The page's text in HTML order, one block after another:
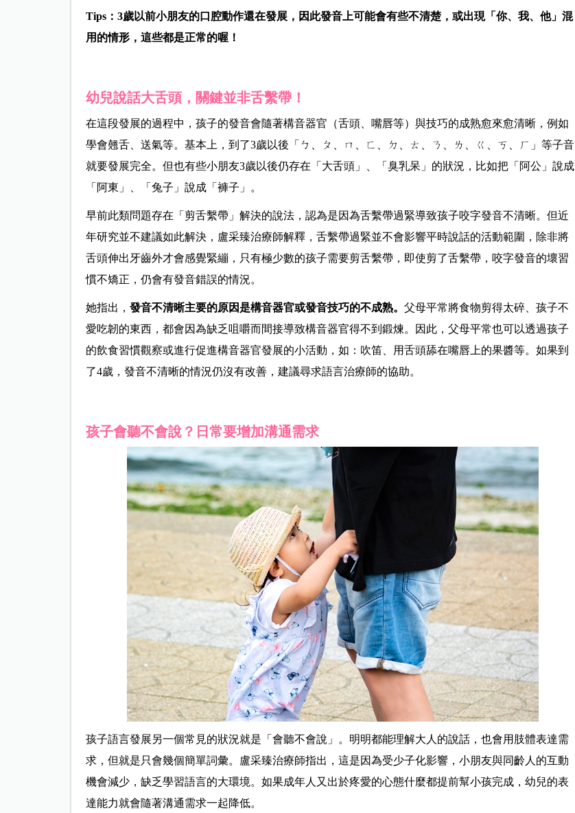
Tips：3歲以前小朋友的口腔動作還在發展，因此發音上可能會有些不清楚，或出現「你、我、他」混
用的情形，這些都是正常的喔！
幼兒說話大舌頭，關鍵並非舌繫帶！
在這段發展的過程中，孩子的發音會隨著構音器官（舌頭、嘴唇等）與技巧的成熟愈來愈清晰，例如
學會翹舌、送氣等。基本上，到了3歲以後「ㄅ、ㄆ、ㄇ、ㄈ、ㄉ、ㄊ、ㄋ、ㄌ、ㄍ、ㄎ、ㄏ」等子音
就要發展完全。但也有些小朋友3歲以後仍存在「大舌頭」、「臭乳呆」的狀況，比如把「阿公」說成
「阿東」、「兔子」說成「褲子」。
早前此類問題存在「剪舌繫帶」解決的說法，認為是因為舌繫帶過緊導致孩子咬字發音不清晰。但近
年研究並不建議如此解決，盧采臻治療師解釋，舌繫帶過緊並不會影響平時說話的活動範圍，除非將
舌頭伸出牙齒外才會感覺緊繃，只有極少數的孩子需要剪舌繫帶，即使剪了舌繫帶，咬字發音的壞習
慣不矯正，仍會有發音錯誤的情況。
她指出， 發音不清晰主要的原因是構音器官或發音技巧的不成熟。 父母平常將食物剪得太碎、孩子不
愛吃韌的東西，都會因為缺乏咀嚼而間接導致構音器官得不到鍛煉。因此，父母平常也可以透過孩子
的飲食習慣觀察或進行促進構音器官發展的小活動，如：吹笛、用舌頭舔在嘴唇上的果醬等。如果到
了4歲，發音不清晰的情況仍沒有改善，建議尋求語言治療師的協助。
孩子會聽不會說？日常要增加溝通需求
孩子語言發展另一個常見的狀況就是「會聽不會說」。明明都能理解大人的說話，也會用肢體表達需
求，但就是只會幾個簡單詞彙。盧采臻治療師指出，這是因為受少子化影響，小朋友與同齡人的互動
機會減少，缺乏學習語言的大環境。如果成年人又出於疼愛的心態什麼都提前幫小孩完成，幼兒的表
達能力就會隨著溝通需求一起降低。